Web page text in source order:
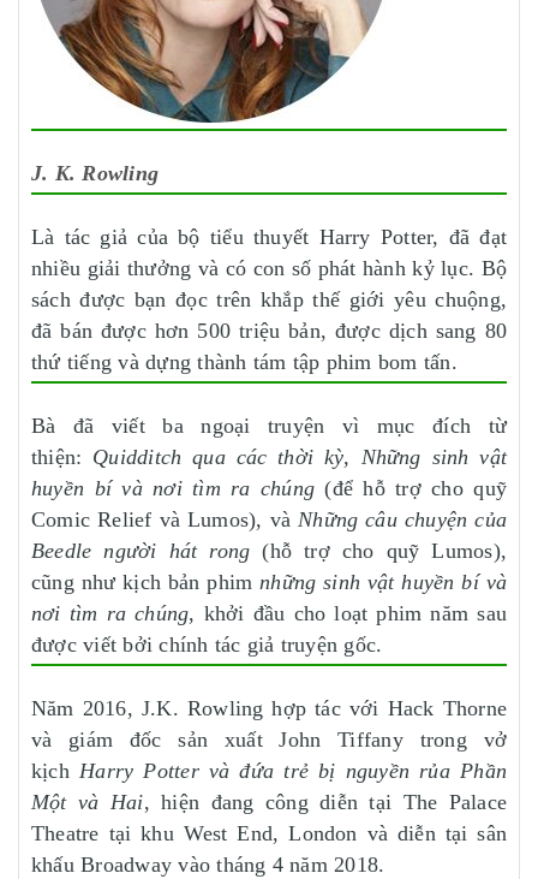
J. K. Rowling
Là tác giả của bộ tiểu thuyết Harry Potter, đã đạt
nhiều giải thưởng và có con số phát hành kỷ lục. Bộ
sách được bạn đọc trên khắp thế giới yêu chuộng,
đã bán được hơn 500 triệu bản, được dịch sang 80
thứ tiếng và dựng thành tám tập phim bom tấn.
Bà đã viết ba ngoại truyện vì mục đích từ
thiện: Quidditch qua các thời kỳ, Những sinh vật
huyền bí và nơi tìm ra chúng(để hỗ trợ cho quỹ
Comic Relief và Lumos), vàNhững câu chuyện của
Beedle người hát rong(hỗ trợ cho quỹ Lumos),
cũng như kịch bản phimnhững sinh vật huyền bí và
nơi tìm ra chúng, khởi đầu cho loạt phim năm sau
được viết bởi chính tác giả truyện gốc.
Năm 2016, J.K. Rowling hợp tác với Hack Thorne
và giám đốc sản xuất John Tiffany trong vở
kịchHarry Potter và đứa trẻ bị nguyền rủa Phần
Một và Hai, hiện đang công diễn tại The Palace
Theatre tại khu West End, London và diễn tại sân
khấu Broadway vào tháng 4 năm 2018.